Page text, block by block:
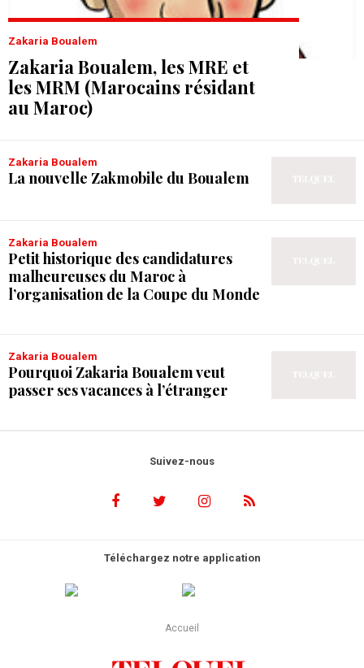
Zakaria Boualem
Zakaria Boualem, les MRE et
les MRM (Marocains résidant
au Maroc)
Zakaria Boualem
La nouvelle Zakmobile du Boualem
Zakaria Boualem
Petit historique des candidatures
malheureuses du Maroc à
l’organisation de la Coupe du Monde
Zakaria Boualem
Pourquoi Zakaria Boualem veut
passer ses vacances à l’étranger
Suivez-nous
Téléchargez notre application
Accueil